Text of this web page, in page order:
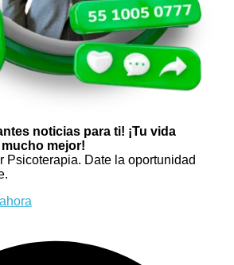
noticias para ti! ¡Tu vida
mejor!
Psicoterapia. Date la oportunidad